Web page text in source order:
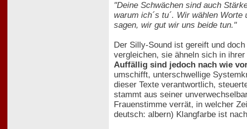
"Deine Schwächen sind auch
warum ich´s tu´. Wir wählen
sagen, wir gut wir uns beide tun."
Der Silly-Sound ist gereift und
vergleichen, sie ähneln sich in
Auffällig sind jedoch nach wie
umschifft, unterschwellige
dieser Texte verantwortlich,
stammt aus seiner
Frauenstimme verrät, in welcher
deutsch: albern) Klangfarbe ist